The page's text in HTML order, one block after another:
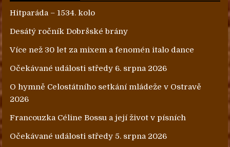
Hitparáda – 1534. kolo
Desátý ročník Dobršské brány
Více než 30 let za mixem a fenomén italo dance
Očekávané události středy 6. srpna 2026
O hymně Celostátního setkání mládeže v Ostravě
2026
Francouzka Céline Bossu a její život v písních
Očekávané události středy 5. srpna 2026